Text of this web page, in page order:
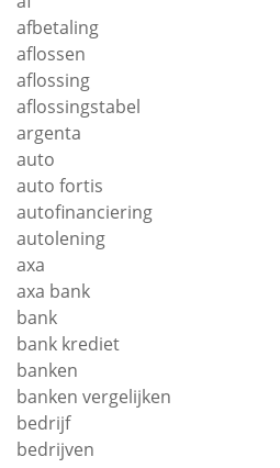
afbetaling
aflossen
aflossing
aflossingstabel
argenta
auto
auto fortis
autofinanciering
autolening
axa
axa bank
bank
bank krediet
banken
banken vergelijken
bedrijf
bedrijven